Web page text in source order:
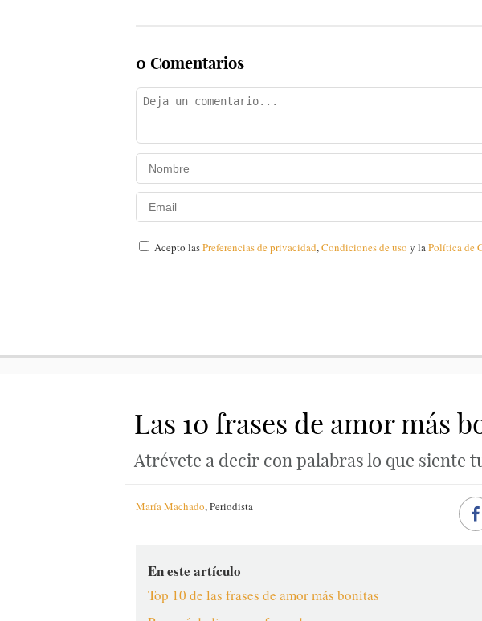
0 Comentarios
Acepto lasPreferencias de privacidad,Condiciones de usoy laPolítica de
Las 10 frases de amor más
Atrévete a decir con palabras lo que siente
María Machado,Periodista
En este artículo
Top 10 de las frases de amor más bonitas